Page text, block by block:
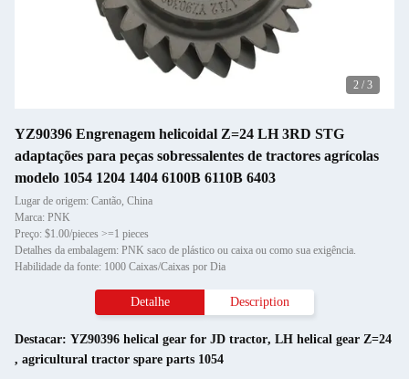
2 / 3
YZ90396 Engrenagem helicoidal Z=24 LH 3RD STG
adaptações para peças sobressalentes de tractores agrícolas
modelo 1054 1204 1404 6100B 6110B 6403
Lugar de origem: Cantão, China
Marca: PNK
Preço: $1.00/pieces >=1 pieces
Detalhes da embalagem: PNK saco de plástico ou caixa ou como sua exigência.
Habilidade da fonte: 1000 Caixas/Caixas por Dia
Detalhe Description
Destacar: YZ90396 helical gear for JD tractor, LH helical gear Z=24
, agricultural tractor spare parts 1054